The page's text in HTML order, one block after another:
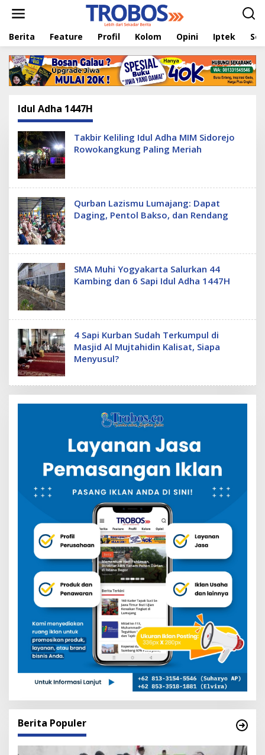
t
Berita Feature Profil Kolom Opini Iptek
Idul Adha 1447H
Takbir Keliling Idul Adha MIM Sidorejo
Rowokangkung Paling Meriah
Qurban Lazismu Lumajang: Dapat
Daging, Pentol Bakso, dan Rendang
SMA Muhi Yogyakarta Salurkan 44
Kambing dan 6 Sapi Idul Adha 1447H
4 Sapi Kurban Sudah Terkumpul di
Masjid Al Mujtahidin Kalisat, Siapa
Menyusul?
Berita Populer